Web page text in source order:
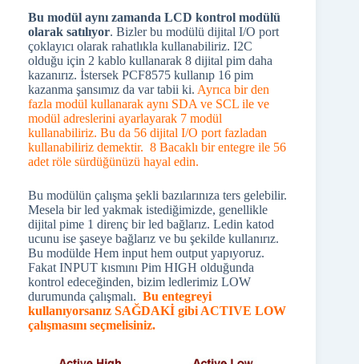
Bu modül aynı zamanda LCD kontrol modülü
olarak satılıyor. Bizler bu modülü dijital I/O port
çoklayıcı olarak rahatlıkla kullanabiliriz. I2C
olduğu için 2 kablo kullanarak 8 dijital pim daha
kazanırız. İstersek PCF8575 kullanıp 16 pim
kazanma şansımız da var tabii ki. Ayrıca bir den
fazla modül kullanarak aynı SDA ve SCL ile ve
modül adreslerini ayarlayarak 7 modül
kullanabiliriz. Bu da 56 dijital I/O port fazladan
kullanabiliriz demektir. 8 Bacaklı bir entegre ile 56
adet röle sürdüğünüzü hayal edin.
Bu modülün çalışma şekli bazılarınıza ters gelebilir.
Mesela bir led yakmak istediğimizde, genellikle
dijital pime 1 direnç bir led bağlarız. Ledin katod
ucunu ise şaseye bağlarız ve bu şekilde kullanırız.
Bu modülde Hem input hem output yapıyoruz.
Fakat INPUT kısmını Pim HIGH olduğunda
kontrol edeceğinden, bizim ledlerimiz LOW
durumunda çalışmalı. Bu entegreyi
kullanıyorsanız SAĞDAKİ gibi ACTIVE LOW
çalışmasını seçmelisiniz.